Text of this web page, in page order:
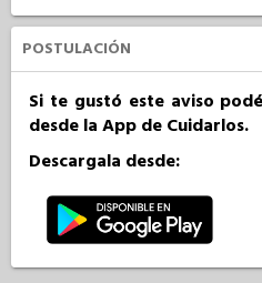
POSTULACIÓN
Si te gustó este aviso
desde la App de Cuidarlos.
Descargala desde: